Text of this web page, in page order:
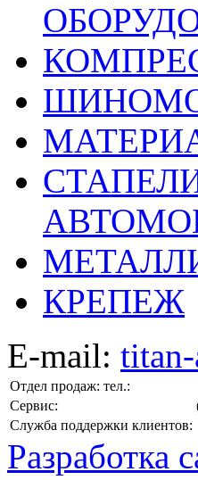
КРЕПЕЖ
E-mail:
Отдел продаж: тел.:
Сервис:
Служба поддержки клиентов:
Разработка